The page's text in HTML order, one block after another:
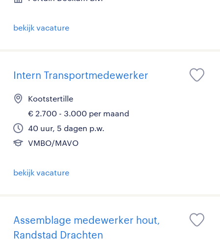
bekijk vacature
Intern Transportmedewerker
Kootstertille
€ 2.700 - 3.000 per maand
40 uur, 5 dagen p.w.
VMBO/MAVO
bekijk vacature
Assemblage medewerker hout,
Randstad Drachten